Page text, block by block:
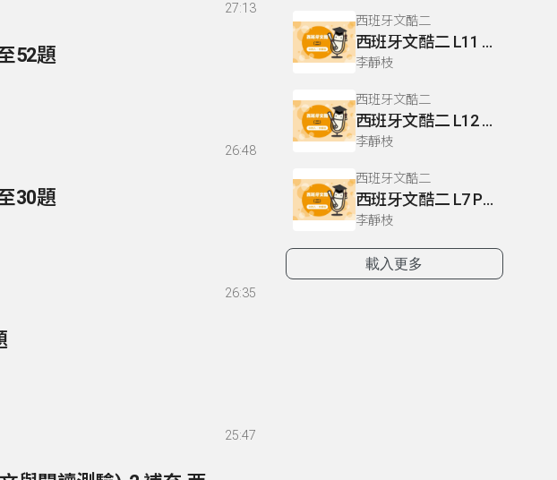
27:13
52題
26:48
30題
26:35
25:47
西班牙文酷二
西班牙文酷二 L11 P101
李靜枝
西班牙文酷二
西班牙文酷二 L12 P105
李靜枝
西班牙文酷二
西班牙文酷二 L7 P60.62-63
李靜枝
載入更多